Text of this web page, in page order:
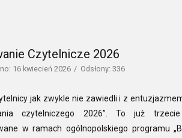
Czytelnicze 2026
16 kwiecień 2026 Odsłony: 336
jak zwykle nie zawiedli i z
czytelniczego 2026”. To już trzecie
w ramach ogólnopolskiego programu